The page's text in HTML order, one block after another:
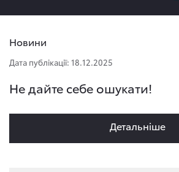
Новини
Дата публікації: 18.12.2025
Не дайте себе ошукати!
Детальнiше